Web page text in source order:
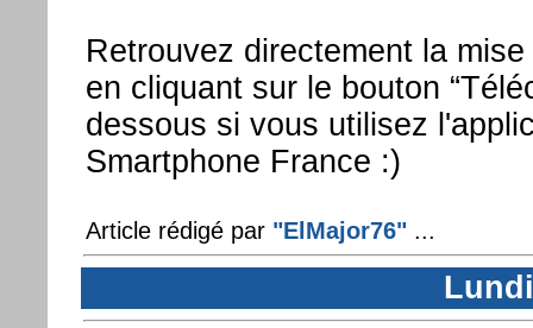
Retrouvez directement la mise
en cliquant sur le bouton
dessous si vous utilisez
Smartphone France :)
Article rédigé par "ElMajor76"...